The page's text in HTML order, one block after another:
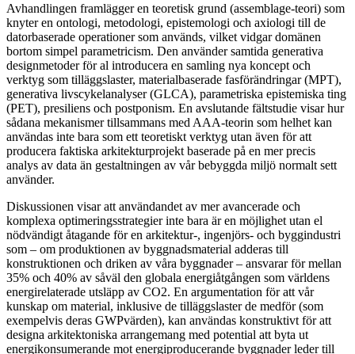
Avhandlingen framlägger en teoretisk grund (assemblage-teori) som
knyter en ontologi, metodologi, epistemologi och axiologi till de
datorbaserade operationer som används, vilket vidgar domänen
bortom simpel parametricism. Den använder samtida generativa
designmetoder för al introducera en samling nya koncept och
verktyg som tilläggslaster, materialbaserade fasförändringar (MPT),
generativa livscykelanalyser (GLCA), parametriska epistemiska ting
(PET), presiliens och postponism. En avslutande fältstudie visar hur
sådana mekanismer tillsammans med AAA-teorin som helhet kan
användas inte bara som ett teoretiskt verktyg utan även för att
producera faktiska arkitekturprojekt baserade på en mer precis
analys av data än gestaltningen av vår bebyggda miljö normalt sett
använder.
Diskussionen visar att användandet av mer avancerade och
komplexa optimeringsstrategier inte bara är en möjlighet utan el
nödvändigt åtagande för en arkitektur-, ingenjörs- och byggindustri
som – om produktionen av byggnadsmaterial adderas till
konstruktionen och driken av våra byggnader – ansvarar för mellan
35% och 40% av såväl den globala energiåtgången som världens
energirelaterade utsläpp av CO2. En argumentation för att vår
kunskap om material, inklusive de tilläggslaster de medför (som
exempelvis deras GWPvärden), kan användas konstruktivt för att
designa arkitektoniska arrangemang med potential att byta ut
energikonsumerande mot energiproducerande byggnader leder till